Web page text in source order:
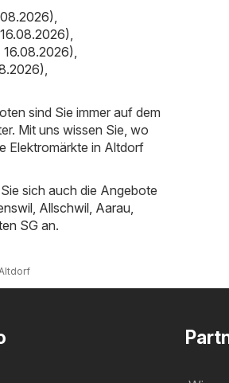
sind Sie immer auf dem
Mit uns wissen Sie, wo
Elektromärkte in Altdorf
sich auch die Angebote
Allschwil Aarau
SGan.